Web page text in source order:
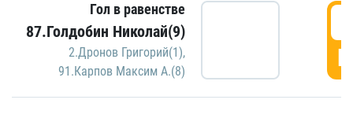
Гол в равенстве
87.Голдобин Николай(9)
2.Дронов Григорий(1),
91.Карпов Максим А.(8)